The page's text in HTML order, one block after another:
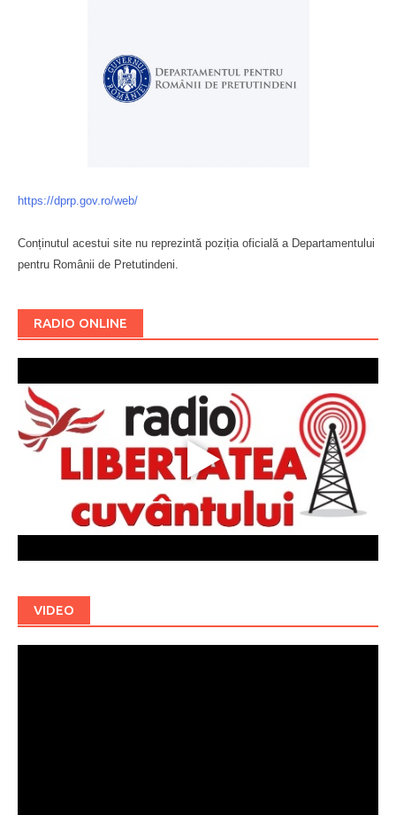
https://dprp.gov.ro/web/
Conținutul acestui site nu reprezintă poziția oficială a Departamentului
pentru Românii de Pretutindeni.
RADIO ONLINE
VIDEO